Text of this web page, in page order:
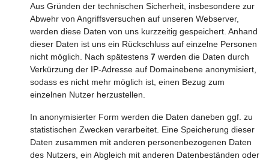
Aus Gründen der technischen Sicherheit, insbesondere zur
Abwehr von Angriffsversuchen auf unseren Webserver,
werden diese Daten von uns kurzzeitig gespeichert. Anhand
dieser Daten ist uns ein Rückschluss auf einzelne Personen
nicht möglich. Nach spätestens 7 werden die Daten durch
Verkürzung der IP-Adresse auf Domainebene anonymisiert,
sodass es nicht mehr möglich ist, einen Bezug zum
einzelnen Nutzer herzustellen.
In anonymisierter Form werden die Daten daneben ggf. zu
statistischen Zwecken verarbeitet. Eine Speicherung dieser
Daten zusammen mit anderen personenbezogenen Daten
des Nutzers, ein Abgleich mit anderen Datenbeständen oder